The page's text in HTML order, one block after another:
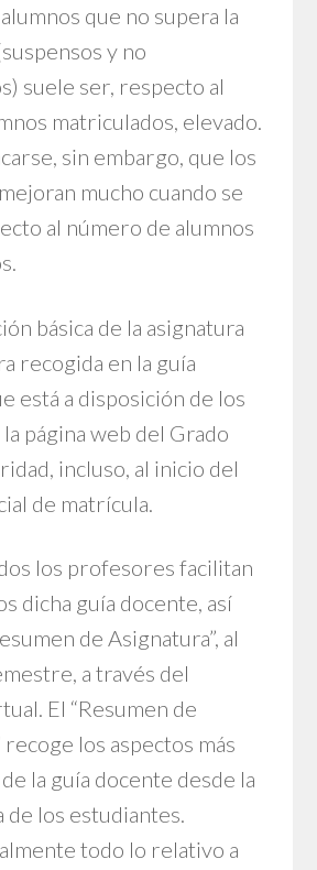
que no supera la
y no
suele ser, respecto al
matriculados, elevado.
sin embargo, que los
mucho cuando se
al número de alumnos
básica de la asignatura
recogida en la guía
está a disposición de los
página web del Grado
incluso, al inicio del
de matrícula.
los profesores facilitan
dicha guía docente, así
de Asignatura”, al
a través del
El “Resumen de
recoge los aspectos más
la guía docente desde la
de los estudiantes.
todo lo relativo a